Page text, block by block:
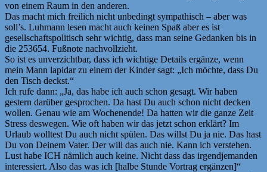
von einem Raum in den anderen.
Das macht mich freilich nicht unbedingt sympathisch – aber was
soll’s. Luhmann lesen macht auch keinen Spaß aber es ist
gesellschaftspolitisch sehr wichtig, dass man seine Gedanken bis in
die 253654. Fußnote nachvollzieht.
So ist es unverzichtbar, dass ich wichtige Details ergänze, wenn
mein Mann lapidar zu einem der Kinder sagt: „Ich möchte, dass Du
den Tisch deckst.“
Ich rufe dann: „Ja, das habe ich auch schon gesagt. Wir haben
gestern darüber gesprochen. Da hast Du auch schon nicht decken
wollen. Genau wie am Wochenende! Da hatten wir die ganze Zeit
Stress deswegen. Wie oft haben wir das jetzt schon erklärt? Im
Urlaub wolltest Du auch nicht spülen. Das willst Du ja nie. Das hast
Du von Deinem Vater. Der will das auch nie. Kann ich verstehen.
Lust habe ICH nämlich auch keine. Nicht dass das irgendjemanden
interessiert. Also das was ich [halbe Stunde Vortrag ergänzen]“